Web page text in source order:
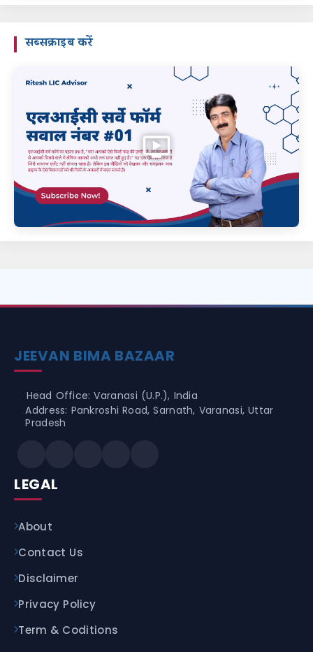
सब्सक्राइब करें
JEEVAN BIMA BAZAAR
Head Office: Varanasi (U.P.), India
Address: Pankroshi Road, Sarnath, Varanasi, Uttar
Pradesh
LEGAL
About
Contact Us
Disclaimer
Privacy Policy
Term & Coditions